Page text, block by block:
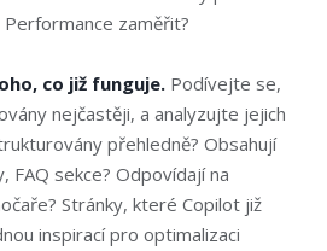
zaměřit?
co již funguje. Podívejte se,
nejčastěji, a analyzujte jejich
přehledně? Obsahují
FAQ sekce? Odpovídají na
Stránky, které Copilot již
inspirací pro optimalizaci